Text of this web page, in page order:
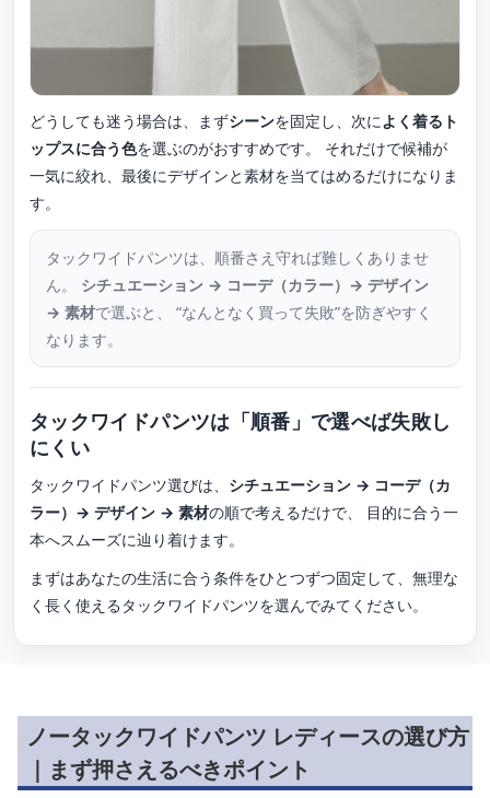
どうしても迷う場合は、まずシーンを固定し、次によく着るト
ップスに合う色を選ぶのがおすすめです。 それだけで候補が
一気に絞れ、最後にデザインと素材を当てはめるだけになりま
す。
タックワイドパンツは、順番さえ守れば難しくありませ
ん。 シチュエーション → コーデ（カラー）→ デザイン
→ 素材で選ぶと、 “なんとなく買って失敗”を防ぎやすく
なります。
タックワイドパンツは「順番」で選べば失敗し
にくい
タックワイドパンツ選びは、 シチュエーション → コーデ（カ
ラー）→ デザイン → 素材の順で考えるだけで、 目的に合う一
本へスムーズに辿り着けます。
まずはあなたの生活に合う条件をひとつずつ固定して、無理な
く長く使えるタックワイドパンツを選んでみてください。
ノータックワイドパンツ レディースの選び方
｜まず押さえるべきポイント